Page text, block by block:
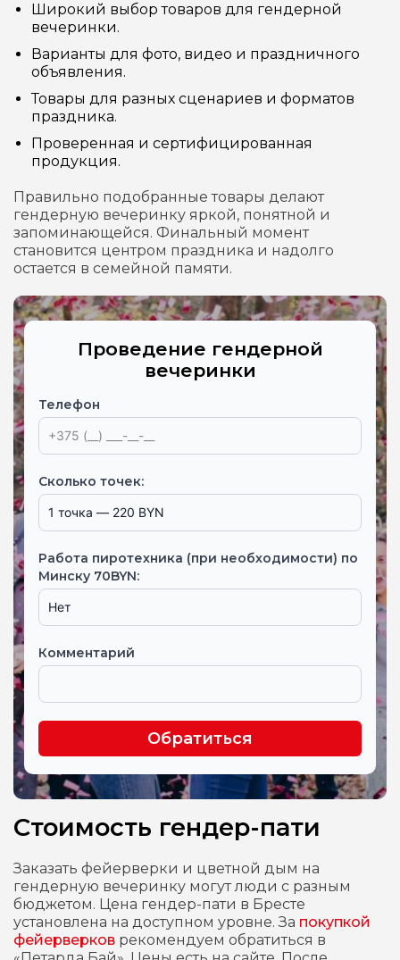
Широкий выбор товаров для гендерной
вечеринки.
Варианты для фото, видео и праздничного
объявления.
Товары для разных сценариев и форматов
праздника.
Проверенная и сертифицированная
продукция.
Правильно подобранные товары делают
гендерную вечеринку яркой, понятной и
запоминающейся. Финальный момент
становится центром праздника и надолго
остается в семейной памяти.
Проведение гендерной
вечеринки
Телефон
Сколько точек:
Работа пиротехника (при необходимости) по
Минску 70BYN:
Комментарий
Обратиться
Стоимость гендер-пати
Заказать фейерверки и цветной дым на
гендерную вечеринку могут люди с разным
бюджетом. Цена гендер-пати в Бресте
установлена на доступном уровне. За покупкой
фейерверков рекомендуем обратиться в